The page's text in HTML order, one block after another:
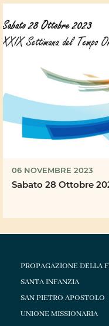
06 NOVEMBRE 2023
Sabato 28 Ottobre
PROPAGAZIONE DELLA
SANTA INFANZIA
SAN PIETRO APOSTOLO
UNIONE MISSIONARIA